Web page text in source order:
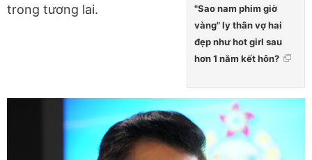
"Sao nam phim giờ
vàng" ly thân vợ hai
đẹp như hot girl sau
hơn 1 năm kết hôn?
trong tương lai.